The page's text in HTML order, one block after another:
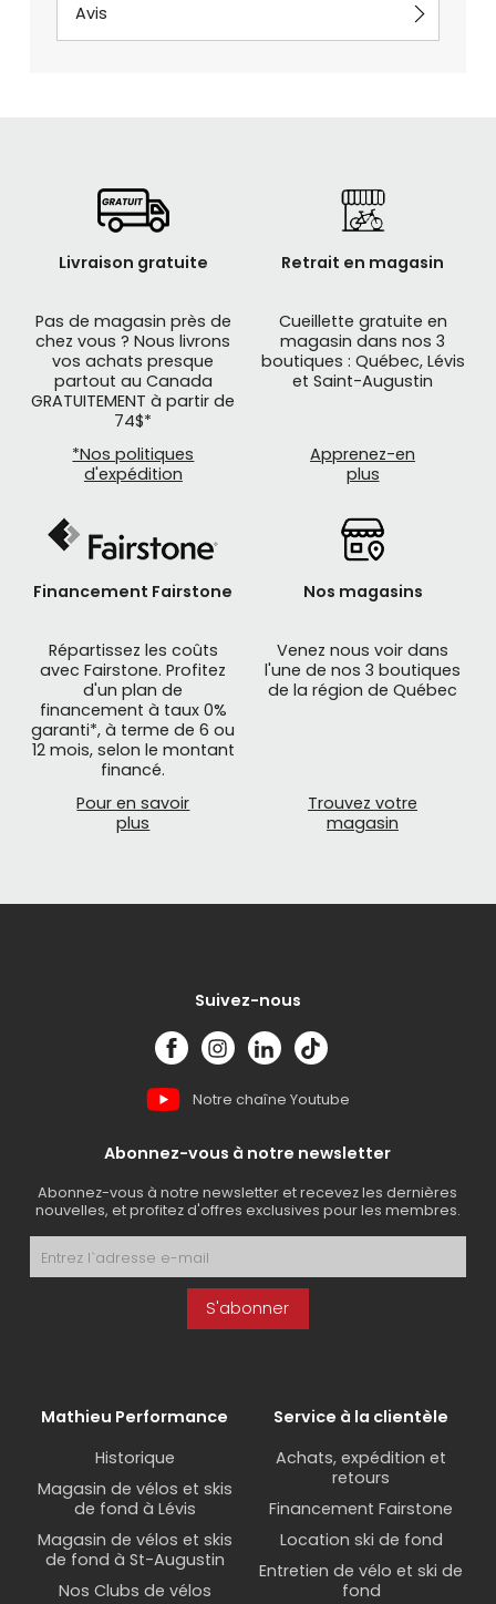
Avis
Livraison gratuite
Pas de magasin près de
chez vous ? Nous livrons
vos achats presque
partout au Canada
GRATUITEMENT à partir de
74$*
*Nos politiques
d'expédition
Retrait en magasin
Cueillette gratuite en
magasin dans nos 3
boutiques : Québec, Lévis
et Saint-Augustin
Apprenez-en
plus
Financement Fairstone
Répartissez les coûts
avec Fairstone. Profitez
d'un plan de
financement à taux 0%
garanti*, à terme de 6 ou
12 mois, selon le montant
financé.
Pour en savoir
plus
Nos magasins
Venez nous voir dans
l'une de nos 3 boutiques
de la région de Québec
Trouvez votre
magasin
Suivez-nous
Notre chaîne Youtube
Abonnez-vous à notre newsletter
Abonnez-vous à notre newsletter et recevez les dernières
nouvelles, et profitez d'offres exclusives pour les membres.
S'abonner
Mathieu Performance
Historique
Magasin de vélos et skis
de fond à Lévis
Magasin de vélos et skis
de fond à St-Augustin
Nos Clubs de vélos
Service à la clientèle
Achats, expédition et
retours
Financement Fairstone
Location ski de fond
Entretien de vélo et ski de
fond